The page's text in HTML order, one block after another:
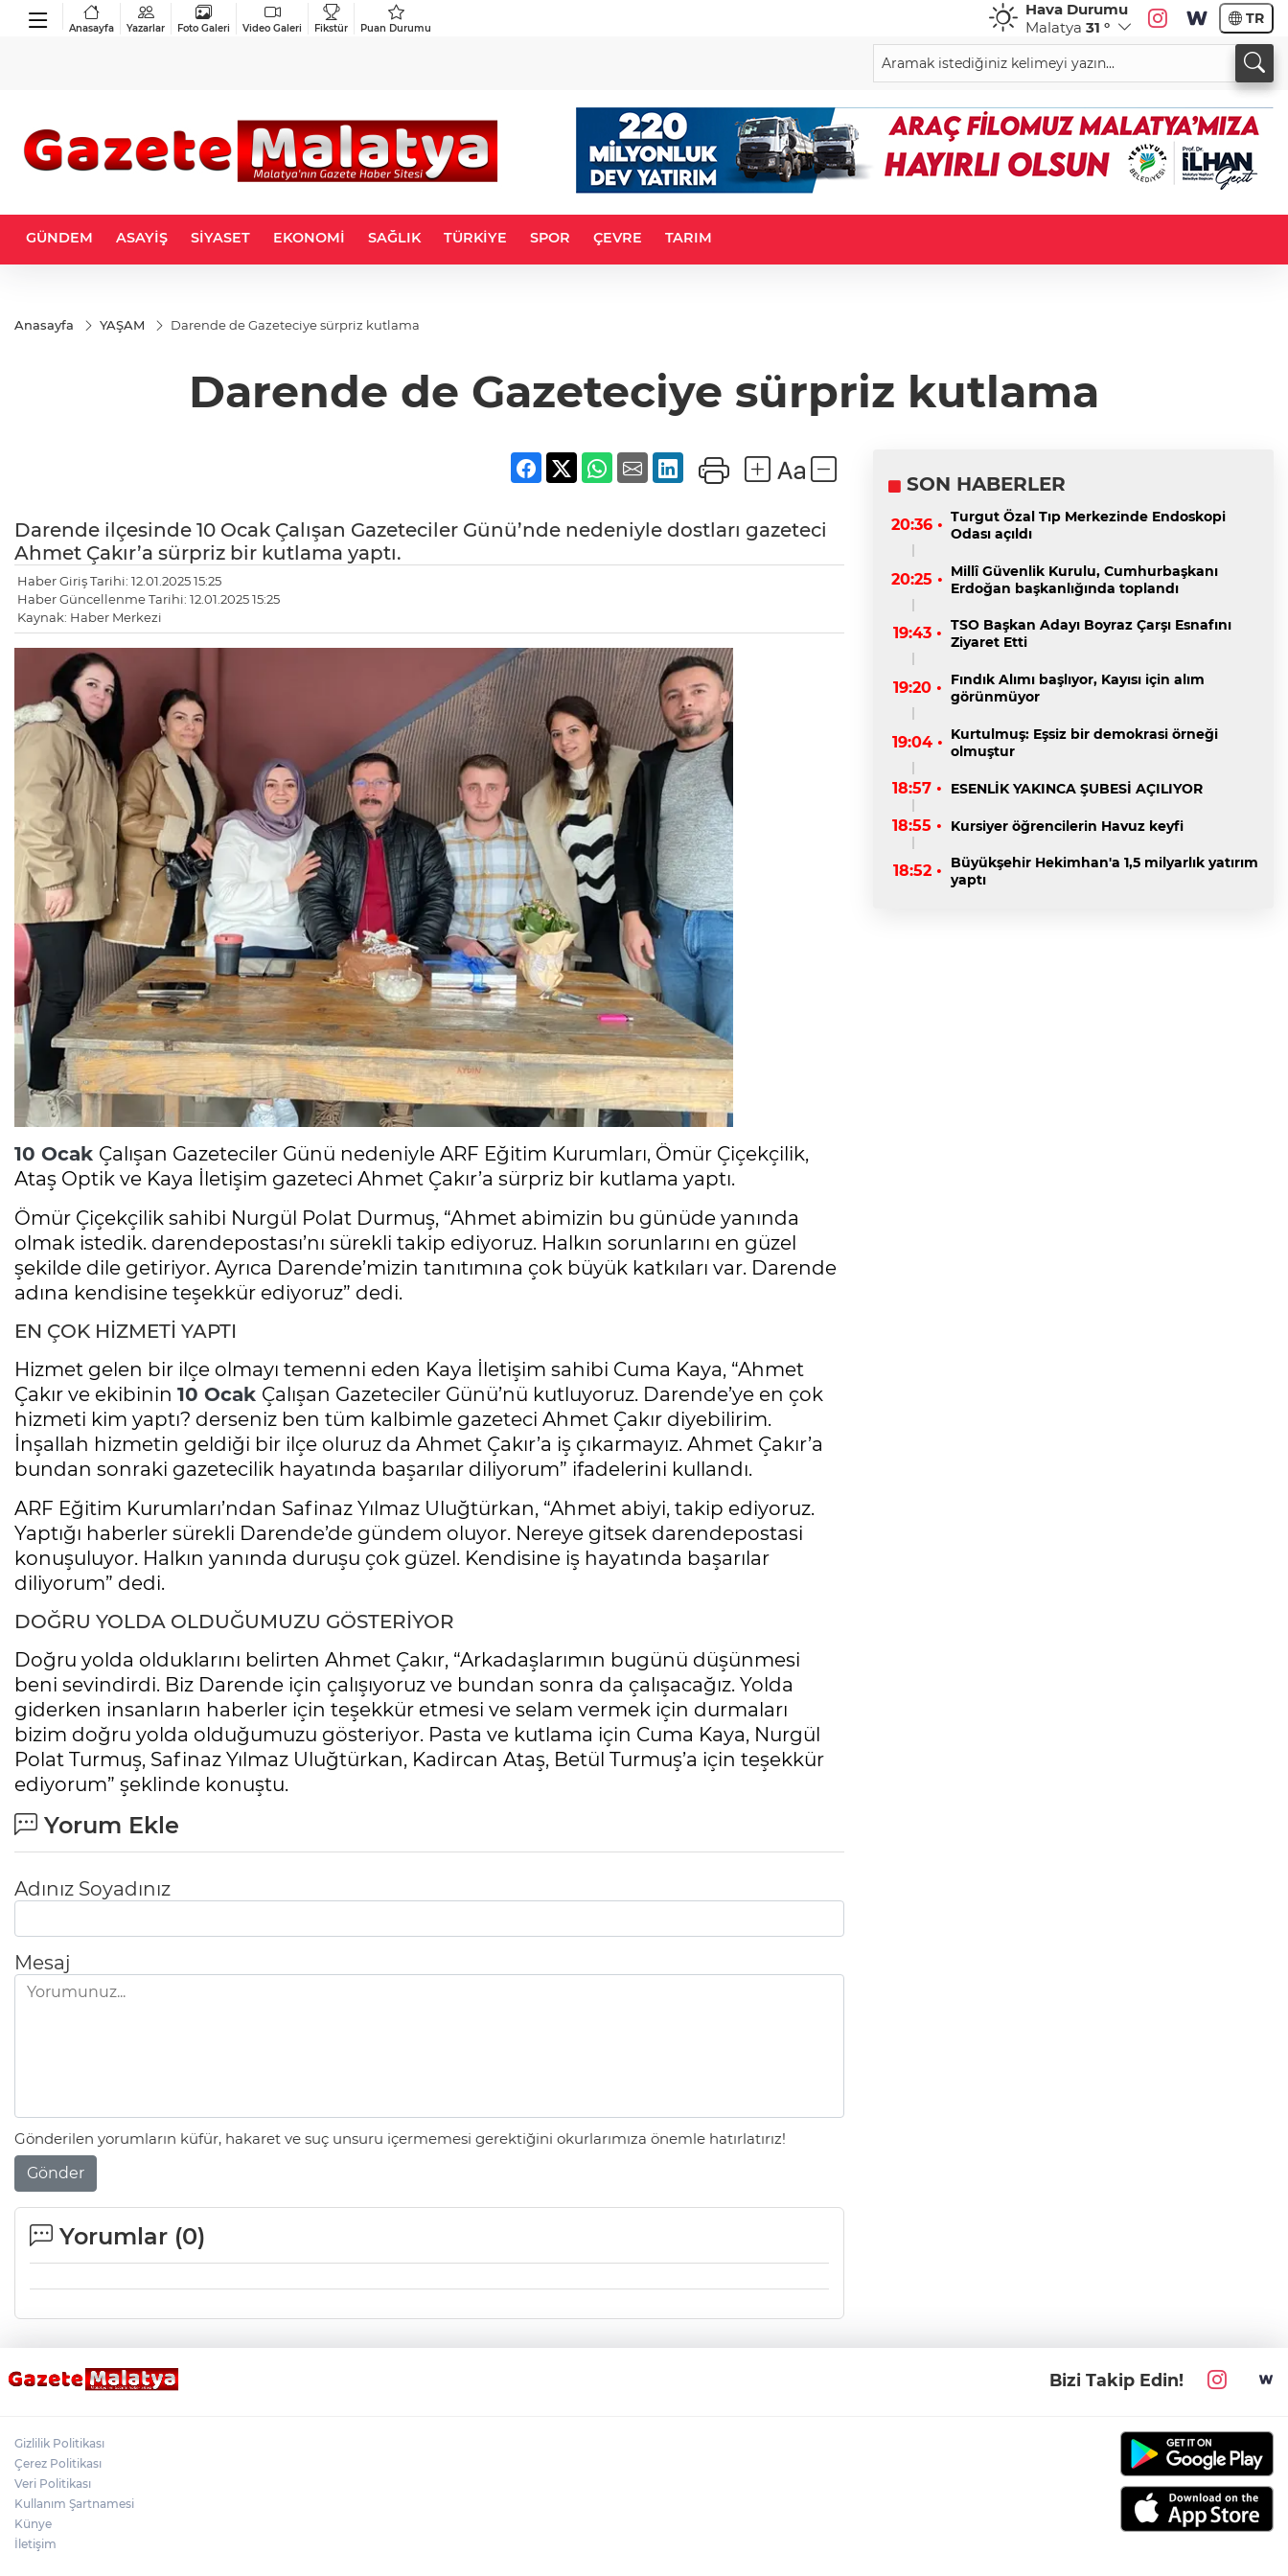
Anasayfa Yazarlar Foto Galeri Video Galeri Fikstür Puan Durumu
Hava Durumu
Malatya 31 ° TR
GÜNDEM ASAYİŞ SİYASET EKONOMİ SAĞLIK TÜRKİYE SPOR ÇEVRE TARIM
Anasayfa YAŞAM Darende de Gazeteciye sürpriz kutlama
Darende de Gazeteciye sürpriz kutlama
Darende ilçesinde 10 Ocak Çalışan Gazeteciler Günü’nde nedeniyle dostları gazeteci
Ahmet Çakır’a sürpriz bir kutlama yaptı.
Haber Giriş Tarihi: 12.01.2025 15:25
Haber Güncellenme Tarihi: 12.01.2025 15:25
Kaynak: Haber Merkezi
10 Ocak Çalışan Gazeteciler Günü nedeniyle ARF Eğitim Kurumları, Ömür Çiçekçilik,
Ataş Optik ve Kaya İletişim gazeteci Ahmet Çakır’a sürpriz bir kutlama yaptı.
Ömür Çiçekçilik sahibi Nurgül Polat Durmuş, “Ahmet abimizin bu günüde yanında
olmak istedik. darendepostası’nı sürekli takip ediyoruz. Halkın sorunlarını en güzel
şekilde dile getiriyor. Ayrıca Darende’mizin tanıtımına çok büyük katkıları var. Darende
adına kendisine teşekkür ediyoruz” dedi.
EN ÇOK HİZMETİ YAPTI
Hizmet gelen bir ilçe olmayı temenni eden Kaya İletişim sahibi Cuma Kaya, “Ahmet
Çakır ve ekibinin 10 Ocak Çalışan Gazeteciler Günü’nü kutluyoruz. Darende’ye en çok
hizmeti kim yaptı? derseniz ben tüm kalbimle gazeteci Ahmet Çakır diyebilirim.
İnşallah hizmetin geldiği bir ilçe oluruz da Ahmet Çakır’a iş çıkarmayız. Ahmet Çakır’a
bundan sonraki gazetecilik hayatında başarılar diliyorum” ifadelerini kullandı.
ARF Eğitim Kurumları’ndan Safinaz Yılmaz Uluğtürkan, “Ahmet abiyi, takip ediyoruz.
Yaptığı haberler sürekli Darende’de gündem oluyor. Nereye gitsek darendepostasi
konuşuluyor. Halkın yanında duruşu çok güzel. Kendisine iş hayatında başarılar
diliyorum” dedi.
DOĞRU YOLDA OLDUĞUMUZU GÖSTERİYOR
Doğru yolda olduklarını belirten Ahmet Çakır, “Arkadaşlarımın bugünü düşünmesi
beni sevindirdi. Biz Darende için çalışıyoruz ve bundan sonra da çalışacağız. Yolda
giderken insanların haberler için teşekkür etmesi ve selam vermek için durmaları
bizim doğru yolda olduğumuzu gösteriyor. Pasta ve kutlama için Cuma Kaya, Nurgül
Polat Turmuş, Safinaz Yılmaz Uluğtürkan, Kadircan Ataş, Betül Turmuş’a için teşekkür
ediyorum” şeklinde konuştu.
Yorum Ekle
Adınız Soyadınız
Mesaj
Gönderilen yorumların küfür, hakaret ve suç unsuru içermemesi gerektiğini okurlarımıza önemle hatırlatırız!
Gönder
Yorumlar (0)
SON HABERLER
20:36 • Turgut Özal Tıp Merkezinde Endoskopi
Odası açıldı
20:25 • Millî Güvenlik Kurulu, Cumhurbaşkanı
Erdoğan başkanlığında toplandı
19:43 • TSO Başkan Adayı Boyraz Çarşı Esnafını
Ziyaret Etti
19:20 •
Fındık Alımı başlıyor, Kayısı için alım
görünmüyor
19:04 • Kurtulmuş: Eşsiz bir demokrasi örneği
olmuştur
18:57 • ESENLİK YAKINCA ŞUBESİ AÇILIYOR
18:55 • Kursiyer öğrencilerin Havuz keyfi
18:52 •
Büyükşehir Hekimhan'a 1,5 milyarlık yatırım
yaptı
Bizi Takip Edin!
Gizlilik Politikası
Çerez Politikası
Veri Politikası
Kullanım Şartnamesi
Künye
İletişim